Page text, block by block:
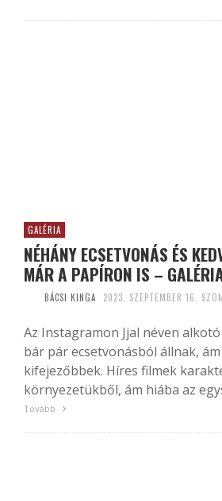
GALÉRIA
NÉHÁNY ECSETVONÁS ÉS
MÁR A PAPÍRON IS –
BÁCSI KINGA 2023. SZEPTEMBER 16.
Az Instagramon Jjal néven
bár pár ecsetvonásból állnak,
kifejezőbbek. Híres filmek
környezetükből, ám hiába az
Tovább